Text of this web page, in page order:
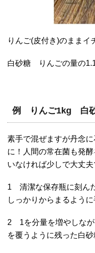
りんご(皮付き)のままイ
白砂糖 りんごの量の
例 りんご1kg 白
素手で混ぜますが丹念
に！人間の常在菌も発
いなければ少しで大丈夫
1 清潔な保存瓶に刻ん
しっかりからまるよう
2 1を分量を増やしなが
を覆うように残った白